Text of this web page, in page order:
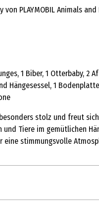
PLAYMOBIL Animals
1 Biber, 1 Otterbaby, 2
Hängesessel, 1
stolz und freut
und Tiere im gemütlichen
stimmungsvolle